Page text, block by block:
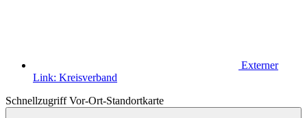
Externer
Link: Kreisverband
Schnellzugriff Vor-Ort-Standortkarte